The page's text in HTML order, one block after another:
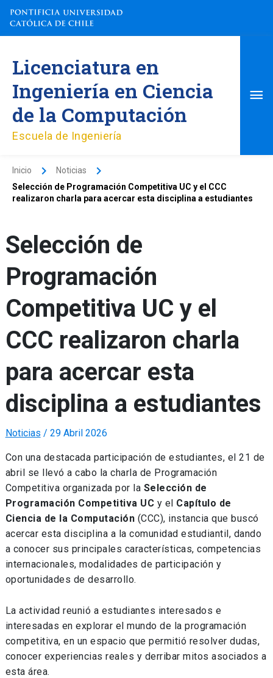
contenido
Licenciatura en
Ingeniería en Ciencia
de la Computación
Escuela de Ingeniería
Inicio
Noticias
Selección de Programación Competitiva UC y el CCC
realizaron charla para acercar esta disciplina a estudiantes
Selección de
Programación
Competitiva UC y el
CCC realizaron charla
para acercar esta
disciplina a estudiantes
Noticias / 29 Abril 2026
Con una destacada participación de estudiantes, el 21 de
abril se llevó a cabo la charla de Programación
Competitiva organizada por la Selección de
Programación Competitiva UC y el Capítulo de
Ciencia de la Computación (CCC), instancia que buscó
acercar esta disciplina a la comunidad estudiantil, dando
a conocer sus principales características, competencias
internacionales, modalidades de participación y
oportunidades de desarrollo.
La actividad reunió a estudiantes interesados e
interesadas en explorar el mundo de la programación
competitiva, en un espacio que permitió resolver dudas,
conocer experiencias reales y derribar mitos asociados a
esta área.